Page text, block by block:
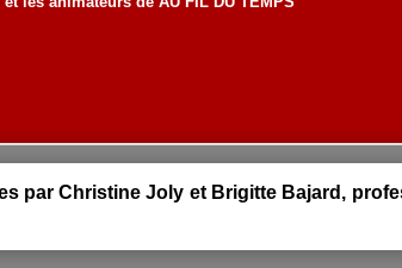
par Christine Joly et Brigitte Bajard,